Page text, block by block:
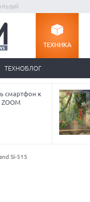
ТЕХНИКА
ТЕХНОБЛОГ
смартфон к
ZOOM
Si-515